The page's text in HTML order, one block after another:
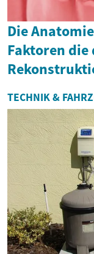
Die
Faktoren
TECHNIK &